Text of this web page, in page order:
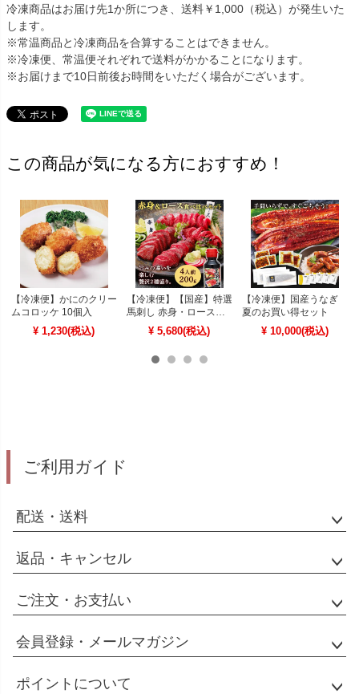
冷凍商品はお届け先1か所につき、送料￥1,000（税込）が発生いた
します。
※常温商品と冷凍商品を合算することはできません。
※冷凍便、常温便それぞれで送料がかかることになります。
※お届けまで10日前後お時間をいただく場合がございます。
この商品が気になる方におすすめ！
【冷凍便】かにのクリー
ムコロッケ 10個入
¥ 1,230(税込)
【冷凍便】【国産】特選
馬刺し 赤身・ロース食
べ比べセット 2種 4人前
200g 馬刺たれ付
¥ 5,680(税込)
【冷凍便】国産うなぎ
夏のお買い得セット
¥ 10,000(税込)
ご利用ガイド
配送・送料
返品・キャンセル
ご注文・お支払い
会員登録・メールマガジン
ポイントについて